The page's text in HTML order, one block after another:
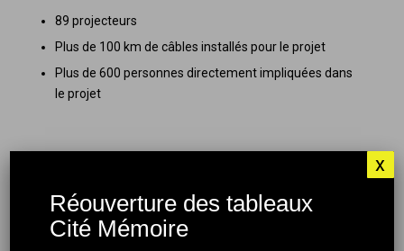
89 projecteurs
Plus de 100 km de câbles installés pour le projet
Plus de 600 personnes directement impliquées dans
le projet
Montréal en Histoiresa pour mission de développer
et de réaliser différents projets afin de permettre aux
Montréalais et aux visiteurs de découvrir, d’explorer et
Réouverture des tableaux
Cité Mémoire
x